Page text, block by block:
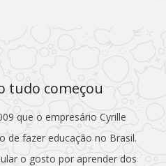
tudo começou
que o empresário Cyrille
de fazer educação no Brasil.
o gosto por aprender dos